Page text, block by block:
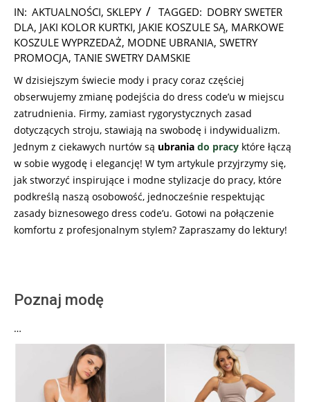
2025-
05-
10
IN: AKTUALNOŚCI, SKLEPY TAGGED: DOBRY SWETER
DLA, JAKI KOLOR KURTKI, JAKIE KOSZULE SĄ, MARKOWE
KOSZULE WYPRZEDAŻ, MODNE UBRANIA, SWETRY
PROMOCJA, TANIE SWETRY DAMSKIE
W dzisiejszym świecie mody i pracy coraz częściej
obserwujemy zmianę podejścia do dress code’u w miejscu
zatrudnienia. Firmy, zamiast rygorystycznych zasad
dotyczących stroju, stawiają na swobodę i indywidualizm.
Jednym z ciekawych nurtów są ubrania do pracy które łączą
w sobie wygodę i elegancję! W tym artykule przyjrzymy się,
jak stworzyć inspirujące i modne stylizacje do pracy, które
podkreślą naszą osobowość, jednocześnie respektując
zasady biznesowego dress code’u. Gotowi na połączenie
komfortu z profesjonalnym stylem? Zapraszamy do lektury!
Poznaj modę
…